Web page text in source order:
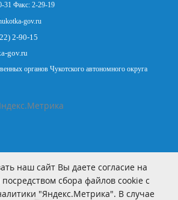
Факс: 2-29-19
gov.ru
2-90-15
gov.ru
органов Чукотского автономного округа
наш сайт Вы даете согласие на
сбора файлов cookie с
"Яндекс.Метрика". В случае